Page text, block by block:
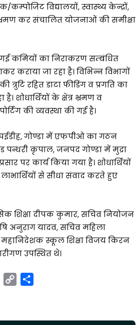
कम्पोजिट विद्यालयों, स्वास्थ्य केन्द्रों,
कर संचालित योजनाओं की समीक्षा
गई कमियों का निराकरण सम्बंधित
कराया जा रहा है। विभिन्न विभागों
रहित डाटा फीडिंग व प्रगति का
शोधार्थियों के क्षेत्र भ्रमण व
की व्यवस्था की गई है।
गोण्डा में एफपीओ का गठन
पन्धरी कृपाल, जनपद गोण्डा में मुद्रा
पर कार्य किया गया है। शोधार्थियों
लाभार्थियों से सीधा संवाद करते हुए
शिक्षा दीपक कुमार, सचिव नियोजन
अनुराग यादव, सचिव महिला
स्कूल शिक्षा विजय किरन
उपस्थित थे।
i
y
r